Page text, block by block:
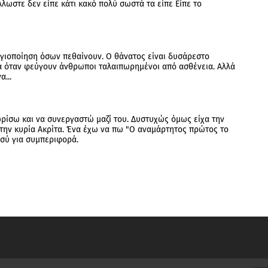
δεν είπε κάτι κακό πολύ σωστά τα είπε Είπε το
όσων πεθαίνουν. Ο θάνατος είναι δυσάρεστο
όταν φεύγουν άνθρωποι ταλαιπωρημένοι από ασθένεια. Αλλά
και να συνεργαστώ μαζί του. Δυστυχώς όμως είχα την
κυρία Ακρίτα. Ένα έχω να πω "Ο αναμάρτητος πρώτος το
για συμπεριφορά.